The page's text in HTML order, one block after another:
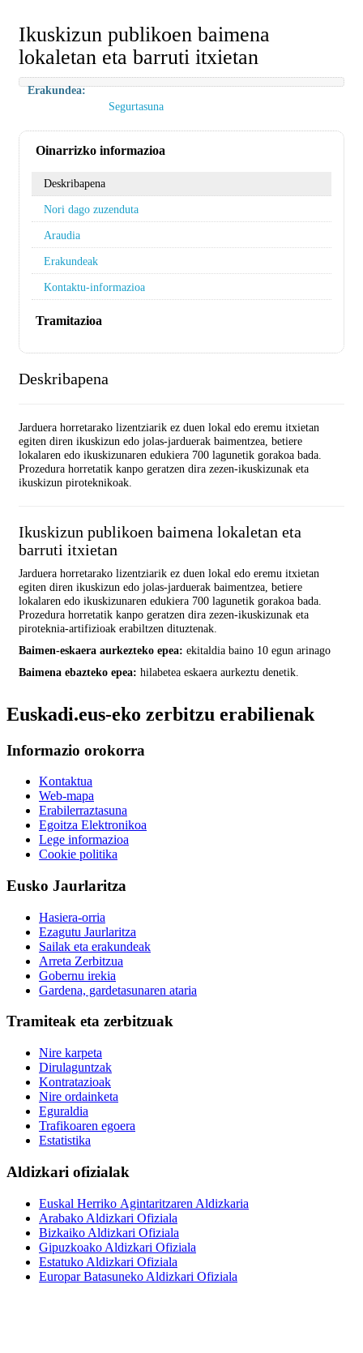
Ikuskizun publikoen baimena
lokaletan eta barruti itxietan
Erakundea:
Segurtasuna
Oinarrizko informazioa
Deskribapena
Nori dago zuzenduta
Araudia
Erakundeak
Kontaktu-informazioa
Tramitazioa
Deskribapena
Jarduera horretarako lizentziarik ez duen lokal edo eremu itxietan
egiten diren ikuskizun edo jolas-jarduerak baimentzea, betiere
lokalaren edo ikuskizunaren edukiera 700 lagunetik gorakoa bada.
Prozedura horretatik kanpo geratzen dira zezen-ikuskizunak eta
ikuskizun piroteknikoak.
Ikuskizun publikoen baimena lokaletan eta
barruti itxietan
Jarduera horretarako lizentziarik ez duen lokal edo eremu itxietan
egiten diren ikuskizun edo jolas-jarduerak baimentzea, betiere
lokalaren edo ikuskizunaren edukiera 700 lagunetik gorakoa bada.
Prozedura horretatik kanpo geratzen dira zezen-ikuskizunak eta
piroteknia-artifizioak erabiltzen dituztenak.
Baimen-eskaera aurkezteko epea: ekitaldia baino 10 egun arinago
Baimena ebazteko epea: hilabetea eskaera aurkeztu denetik.
Euskadi.eus-eko zerbitzu erabilienak
Informazio orokorra
Kontaktua
Web-mapa
Erabilerraztasuna
Egoitza Elektronikoa
Lege informazioa
Cookie politika
Eusko Jaurlaritza
Hasiera-orria
Ezagutu Jaurlaritza
Sailak eta erakundeak
Arreta Zerbitzua
Gobernu irekia
Gardena, gardetasunaren ataria
Tramiteak eta zerbitzuak
Nire karpeta
Dirulaguntzak
Kontratazioak
Nire ordainketa
Eguraldia
Trafikoaren egoera
Estatistika
Aldizkari ofizialak
Euskal Herriko Agintaritzaren Aldizkaria
Arabako Aldizkari Ofiziala
Bizkaiko Aldizkari Ofiziala
Gipuzkoako Aldizkari Ofiziala
Estatuko Aldizkari Ofiziala
Europar Batasuneko Aldizkari Ofiziala